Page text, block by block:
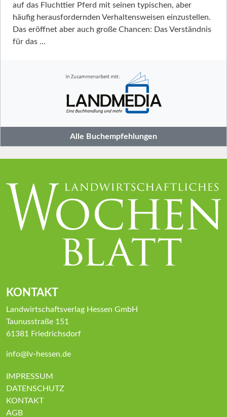
auf das Fluchttier Pferd mit seinen typischen, aber
häufig herausfordernden Verhaltensweisen einzustellen.
Das eröffnet aber auch große Chancen: Das Verständnis
für das …
Alle Buchempfehlungen
KONTAKT
Landwirtschaftsverlag Hessen GmbH
Taunusstraße 151
61381 Friedrichsdorf
info@lv-hessen.de
IMPRESSUM
DATENSCHUTZ
KONTAKT
AGB